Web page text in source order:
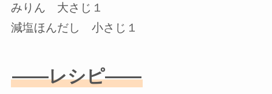
みりん 大さじ１
減塩ほんだし 小さじ１
——レシピ——